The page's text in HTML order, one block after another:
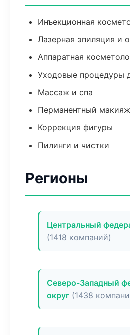
Инъекционная
Лазерная эпиляция и
Аппаратная
Уходовые процедуры
Массаж и спа
Перманентный макияж
Коррекция фигуры
Пилинги и чистки
Регионы
Центральный
(1418 компаний)
Северо-Западный
округ (1438